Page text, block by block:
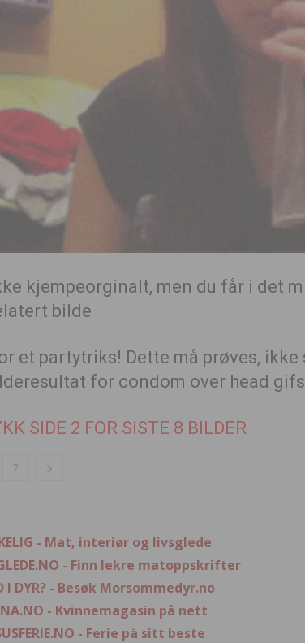
kjempeorginalt, men du får i det
et partytriks! Dette må prøves,
SIDE 2 FOR SISTE 8 BILDER
2
- Mat, interiør og livsglede
- Finn lekre matoppskrifter
I DYR? - Besøk Morsommedyr.no
- Kvinnemagasin på nett
- Ferie på sitt beste